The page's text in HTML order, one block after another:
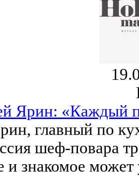
Ярин: «Каждый
главный по
шеф-повара
и знакомое